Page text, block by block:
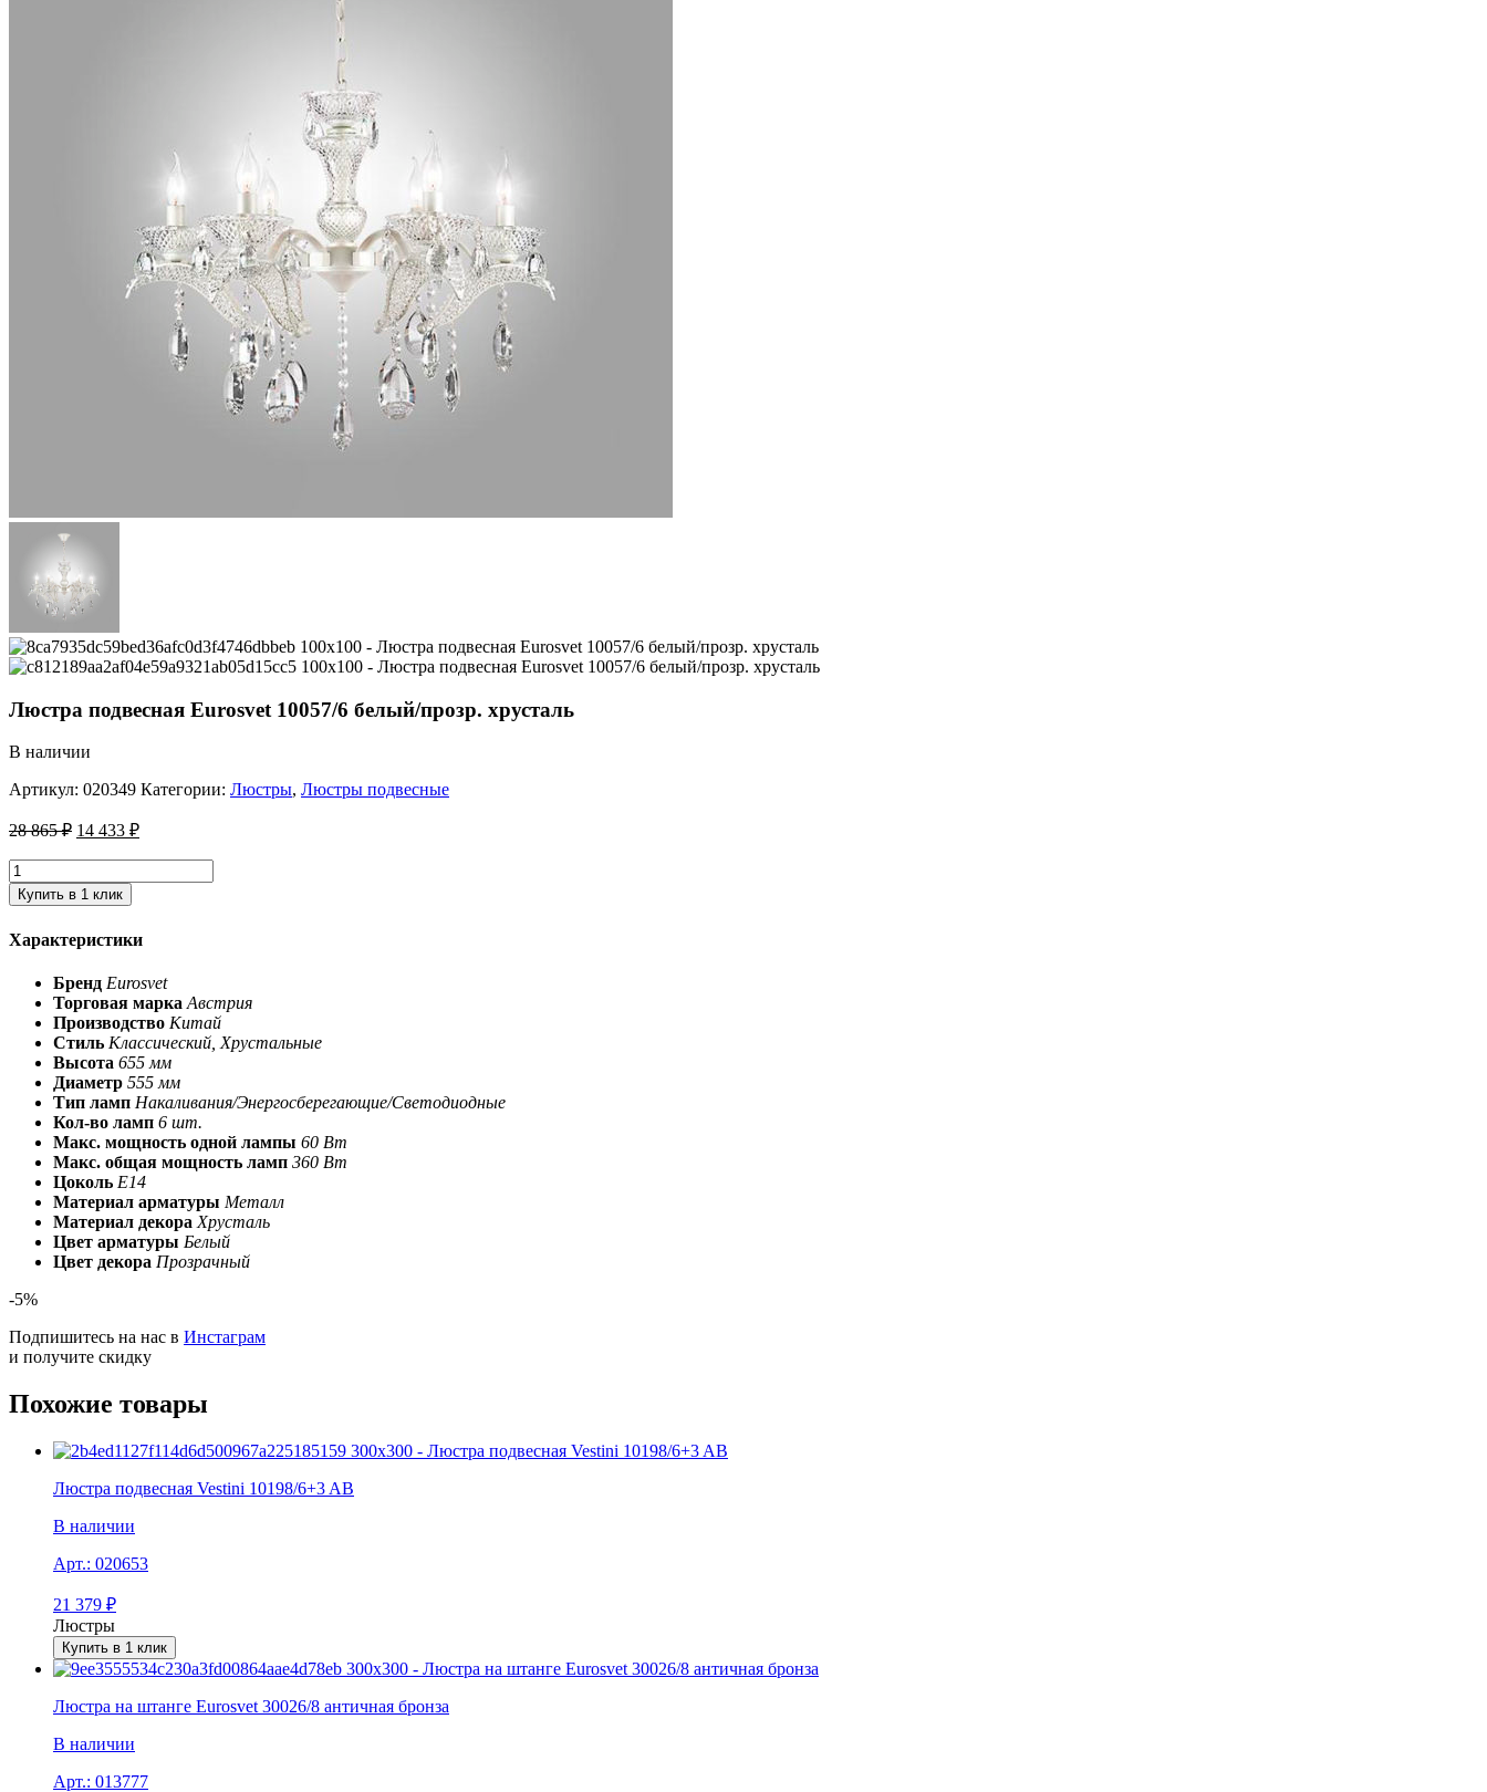
Люстра подвесная Eurosvet 10057/6 белый/прозр. хрусталь
В наличии
Артикул: 020349 Категории: Люстры, Люстры подвесные
28 865₽ 14 433 ₽
Купить в 1 клик
Характеристики
Бренд Eurosvet
Торговая марка Австрия
Производство Китай
Стиль Классический, Хрустальные
Высота 655 мм
Диаметр 555 мм
Тип ламп Накаливания/Энергосберегающие/Светодиодные
Кол-во ламп 6 шт.
Макс. мощность одной лампы 60 Вт
Макс. общая мощность ламп 360 Вт
Цоколь E14
Материал арматуры Металл
Материал декора Хрусталь
Цвет арматуры Белый
Цвет декора Прозрачный
-5%
Подпишитесь на нас в Инстаграм
и получите скидку
Похожие товары
Люстра подвесная Vestini 10198/6+3 AB
В наличии
Арт.: 020653
21 379 ₽
Люстры
Купить в 1 клик
Люстра на штанге Eurosvet 30026/8 античная бронза
В наличии
Арт.: 013777